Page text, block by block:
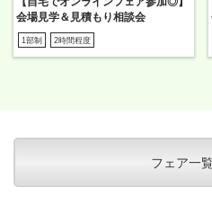
会場見学＆見積もり相談会
1部制 2時間程度
フェア一